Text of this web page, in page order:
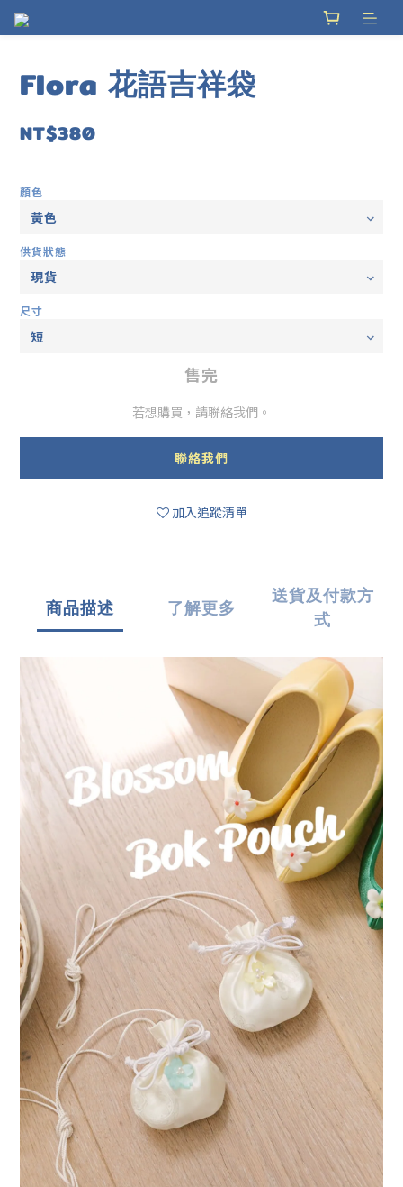
Flora 花語吉祥袋
NT$380
顏色
供貨狀態
尺寸
售完
若想購買，請聯絡我們。
聯絡我們
加入追蹤清單
商品描述 了解更多
送貨及付款方
式